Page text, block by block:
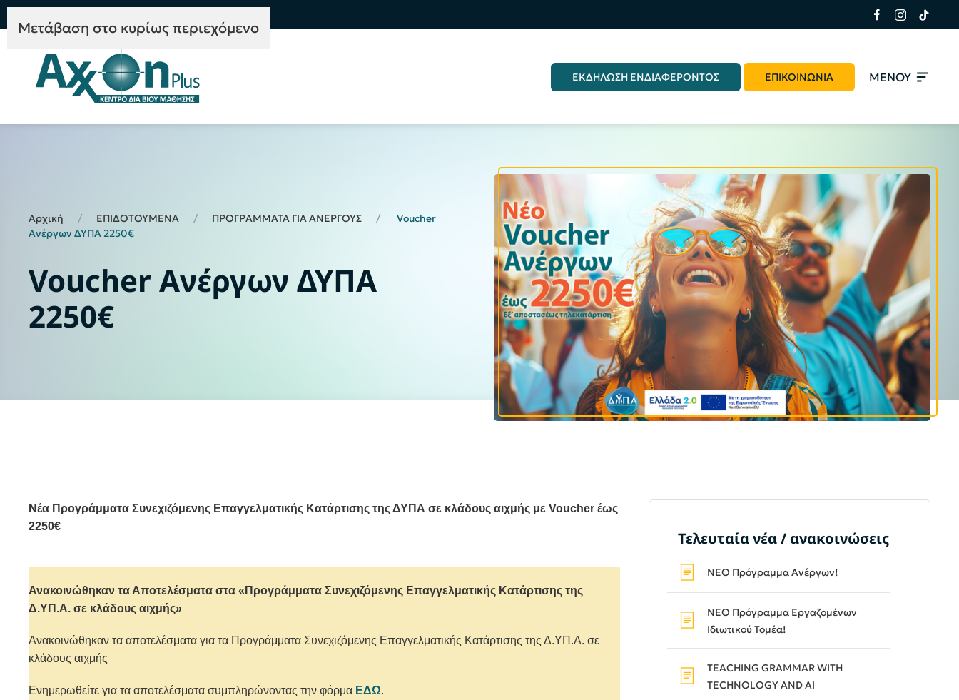
Mετάβαση στο κυρίως περιεχόμενο
ΕΚΔΗΛΩΣΗ ΕΝΔΙΑΦΕΡΟΝΤΟΣ ΕΠΙΚΟΙΝΩΝΙΑ ΜΕΝΟΥ
Αρχική ΕΠΙΔΟΤΟΥΜΕΝΑ ΠΡΟΓΡΑΜΜΑΤΑ ΓΙΑ ΑΝΕΡΓΟΥΣ
Voucher
Ανέργων ΔΥΠΑ 2250€
Voucher Ανέργων ΔΥΠΑ
2250€
Νέα Προγράμματα Συνεχιζόμενης Επαγγελματικής Κατάρτισης της ΔΥΠΑ σε κλάδους αιχμής με Voucher έως
2250€
Ανακοινώθηκαν τα Αποτελέσματα στα «Προγράμματα Συνεχιζόμενης Επαγγελματικής Κατάρτισης της
Δ.ΥΠ.Α. σε κλάδους αιχμής»
Ανακοινώθηκαν τα αποτελέσματα για τα Προγράμματα Συνεχιζόμενης Επαγγελματικής Κατάρτισης της Δ.ΥΠ.Α. σε
κλάδους αιχμής
Ενημερωθείτε για τα αποτελέσματα συμπληρώνοντας την φόρμα ΕΔΩ.
Τελευταία νέα / ανακοινώσεις
ΝΕΟ Πρόγραμμα Ανέργων!
ΝΕΟ Πρόγραμμα Εργαζομένων
Ιδιωτικού Τομέα!
TEACHING GRAMMAR WITH
TECHNOLOGY AND AI